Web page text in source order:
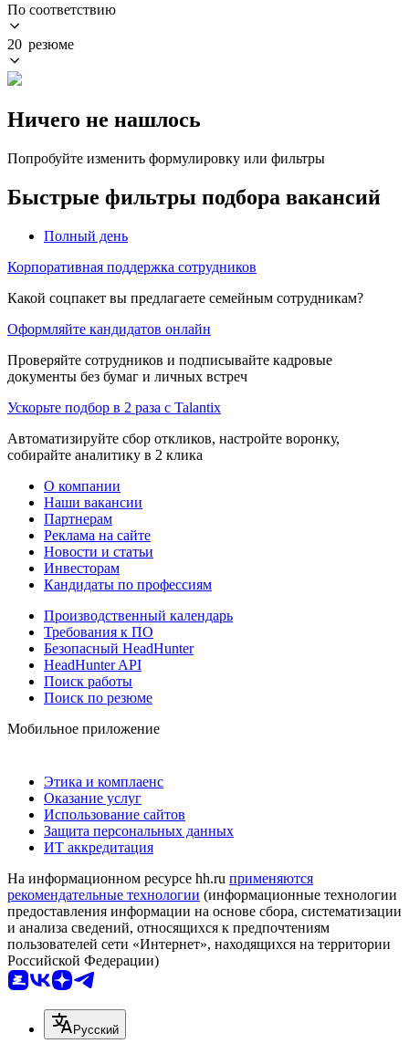
По соответствию
20 резюме
Ничего не нашлось
Попробуйте изменить формулировку или фильтры
Быстрые фильтры подбора вакансий
Полный день
Корпоративная поддержка сотрудников
Какой соцпакет вы предлагаете семейным сотрудникам?
Оформляйте кандидатов онлайн
Проверяйте сотрудников и подписывайте кадровые
документы без бумаг и личных встреч
Ускорьте подбор в 2 раза с Talantix
Автоматизируйте сбор откликов, настройте воронку,
собирайте аналитику в 2 клика
О компании
Наши вакансии
Партнерам
Реклама на сайте
Новости и статьи
Инвесторам
Кандидаты по профессиям
Производственный календарь
Требования к ПО
Безопасный HeadHunter
HeadHunter API
Поиск работы
Поиск по резюме
Мобильное приложение
Этика и комплаенс
Оказание услуг
Использование сайтов
Защита персональных данных
ИТ аккредитация
На информационном ресурсе hh.ru применяются
рекомендательные технологии (информационные технологии
предоставления информации на основе сбора, систематизации
и анализа сведений, относящихся к предпочтениям
пользователей сети «Интернет», находящихся на территории
Российской Федерации)
Русский